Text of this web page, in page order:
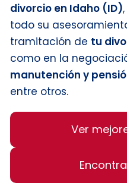
divorcio en Idaho (ID)
todo su
tramitación de tu
como en la
manutención y
entre otros.
Ver